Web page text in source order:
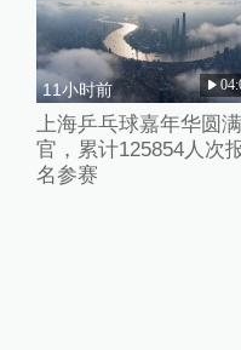
11小时前
上海乒乓球嘉年华圆
官，累计125854人次
名参赛